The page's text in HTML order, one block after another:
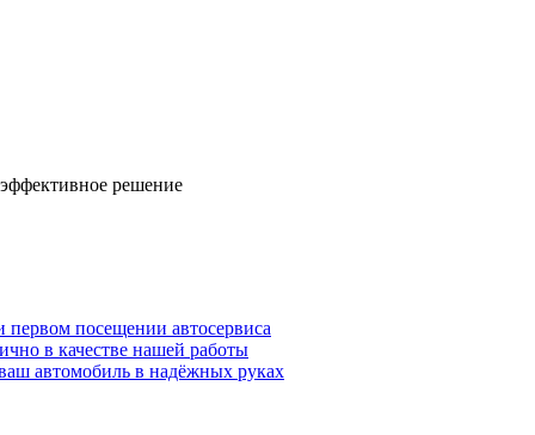
решение
первом посещении автосервиса
в качестве нашей работы
автомобиль в надёжных руках